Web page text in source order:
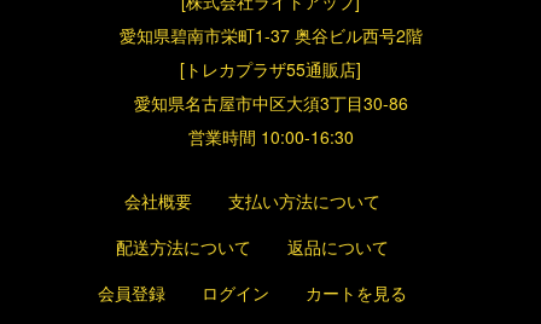
愛知県碧南市栄町1-37 奥谷ビル西号2階
[トレカプラザ55通販店]
愛知県名古屋市中区大須3丁目30-86
営業時間 10:00-16:30
会社概要
支払い方法について
配送方法について
返品について
会員登録
ログイン
カートを見る